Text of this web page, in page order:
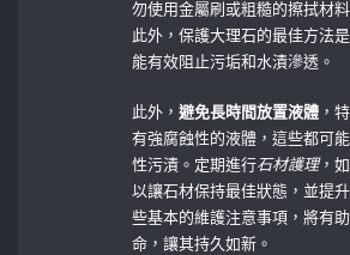
勿使用金屬刷或粗糙的擦拭材
此外，保護大理石的最佳方法
能有效阻止污垢和水漬滲透。
此外，避免長時間放置液體 ，
有強腐蝕性的液體，這些都可
性污漬。定期進行石材護理，
以讓石材保持最佳狀態，並提
些基本的維護注意事項，將有
命，讓其持久如新。